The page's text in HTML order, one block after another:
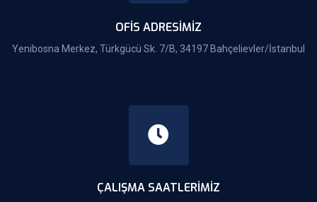
OFIS ADRESIMIZ
Yenibosna Merkez, Türkgücü Sk. 7/B, 34197 Bahçelievler/İstanbul
ÇALIŞMA SAATLERIMIZ